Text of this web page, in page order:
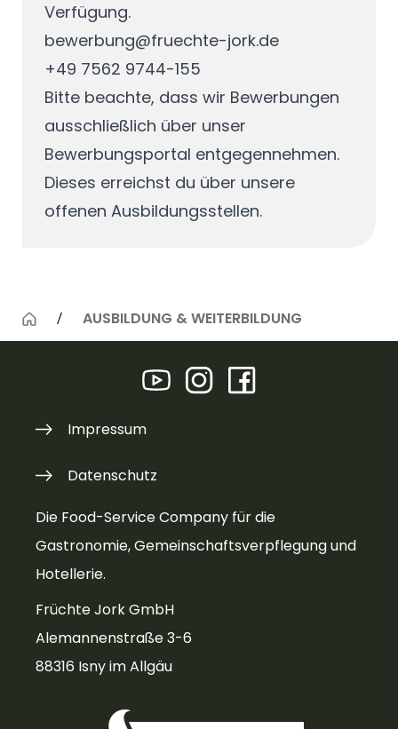
Verfügung.
bewerbung@fruechte-jork.de
+49 7562 9744-155
Bitte beachte, dass wir Bewerbungen
ausschließlich über unser
Bewerbungsportal entgegennehmen.
Dieses erreichst du über unsere
offenen Ausbildungsstellen.
AUSBILDUNG & WEITERBILDUNG
Die Food-Service Company für die
Gastronomie, Gemeinschaftsverpflegung und
Hotellerie.
Früchte Jork GmbH
Alemannenstraße 3-6
88316 Isny im Allgäu
Impressum
Datenschutz